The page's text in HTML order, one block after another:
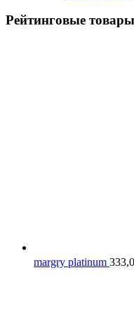
Рейтинговые товары
margry platinum